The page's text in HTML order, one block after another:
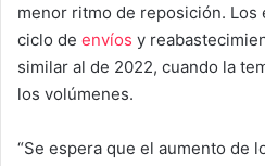
menor ritmo de reposición.
ciclo de envíos y
similar al de 2022, cuando la
los volúmenes.
“Se espera que el aumento de